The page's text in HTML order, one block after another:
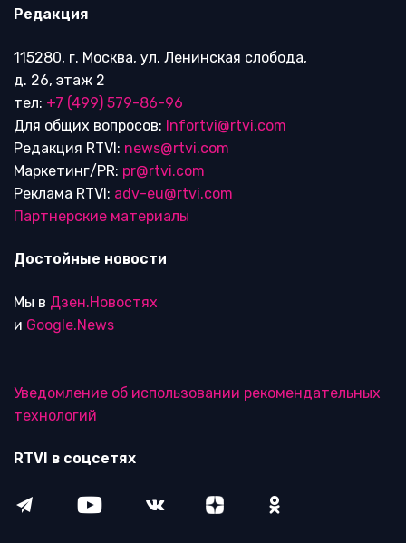
Редакция
115280, г. Москва, ул. Ленинская слобода,
д. 26, этаж 2
тел: +7 (499) 579-86-96
Для общих вопросов: Infortvi@rtvi.com
Редакция RTVI: news@rtvi.com
Маркетинг/PR: pr@rtvi.com
Реклама RTVI: adv-eu@rtvi.com
Партнерские материалы
Достойные новости
Мы в Дзен.Новостях
и Google.News
Уведомление об использовании рекомендательных
технологий
RTVI в соцсетях